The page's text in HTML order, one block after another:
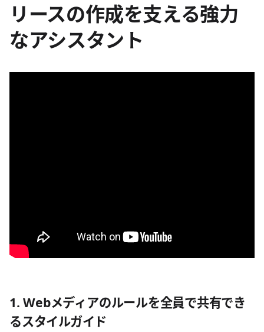
リースの作成を支える強力
なアシスタント
1. Webメディアのルールを全員で共有でき
るスタイルガイド